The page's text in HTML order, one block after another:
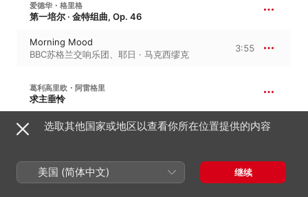
爱德华・格里格
第一培尔 · 金特组曲, Op. 46
Morning Mood
BBC苏格兰交响乐团、 耶日 · 马克西缪克
3:55
葛利高里欧・阿雷格里
求主垂怜
Il salmo Miserere mei Deus
Jeremy Summerly、Oxford Camerata、
10:13
古斯塔夫・马勒
升 C 小调第五交响曲
选取其他国家或地区以查看你所在位置提供的内容
美国 (简体中文) 继续